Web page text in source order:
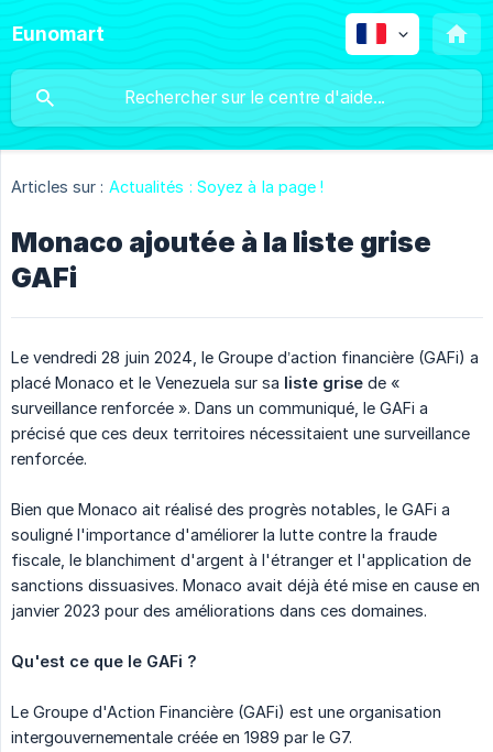
Eunomart
Articles sur : Actualités : Soyez à la page !
Monaco ajoutée à la liste grise
GAFi
Le vendredi 28 juin 2024, le Groupe d’action financière (GAFi) a
placé Monaco et le Venezuela sur sa liste grise de «
surveillance renforcée ». Dans un communiqué, le GAFi a
précisé que ces deux territoires nécessitaient une surveillance
renforcée.
Bien que Monaco ait réalisé des progrès notables, le GAFi a
souligné l'importance d'améliorer la lutte contre la fraude
fiscale, le blanchiment d'argent à l'étranger et l'application de
sanctions dissuasives. Monaco avait déjà été mise en cause en
janvier 2023 pour des améliorations dans ces domaines.
Qu'est ce que le GAFi ?
Le Groupe d'Action Financière (GAFi) est une organisation
intergouvernementale créée en 1989 par le G7.